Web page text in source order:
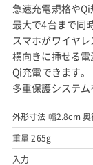
急速充電規格や
最大で4台まで同
スマホがワイヤ
横向きに挿せる
Qi充電できます。
多重保護システム
外形寸法 幅2.8cm
重量 265g
入力